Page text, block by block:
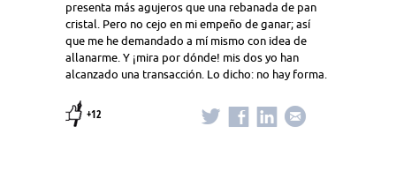
presenta más agujeros que una rebanada de pan
cristal. Pero no cejo en mi empeño de ganar; así
que me he demandado a mí mismo con idea de
allanarme. Y ¡mira por dónde! mis dos yo han
alcanzado una transacción. Lo dicho: no hay forma.
+12